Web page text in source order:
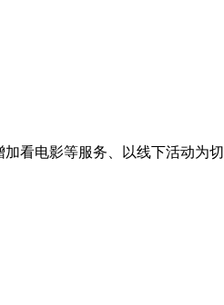
看电影等服务、以线下活动为切